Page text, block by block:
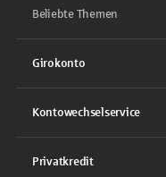
Beliebte Themen
Girokonto
Kontowechselservice
Privatkredit